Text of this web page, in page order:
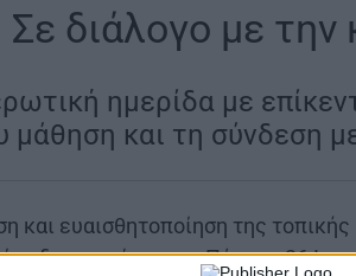
Σε διάλογο με την
ημερίδα με
μάθηση και τη σύνδεση
και ευαισθητοποίηση της
διοργανώνει την Πέμπτη 26